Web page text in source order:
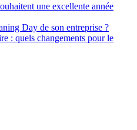
une excellente année
Day de son entreprise ?
: quels changements pour le